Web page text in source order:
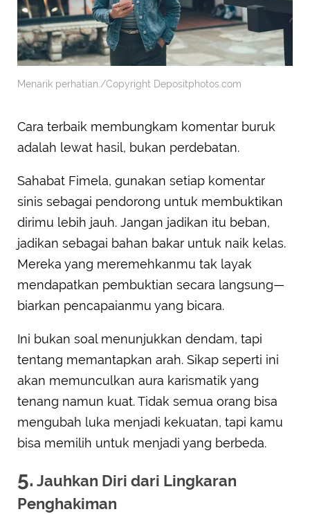
Menarik perhatian./Copyright Depositphotos.com
Cara terbaik membungkam komentar buruk
adalah lewat hasil, bukan perdebatan.
Sahabat Fimela, gunakan setiap komentar
sinis sebagai pendorong untuk membuktikan
dirimu lebih jauh. Jangan jadikan itu beban,
jadikan sebagai bahan bakar untuk naik kelas.
Mereka yang meremehkanmu tak layak
mendapatkan pembuktian secara langsung—
biarkan pencapaianmu yang bicara.
Ini bukan soal menunjukkan dendam, tapi
tentang memantapkan arah. Sikap seperti ini
akan memunculkan aura karismatik yang
tenang namun kuat. Tidak semua orang bisa
mengubah luka menjadi kekuatan, tapi kamu
bisa memilih untuk menjadi yang berbeda.
5. Jauhkan Diri dari Lingkaran
Penghakiman